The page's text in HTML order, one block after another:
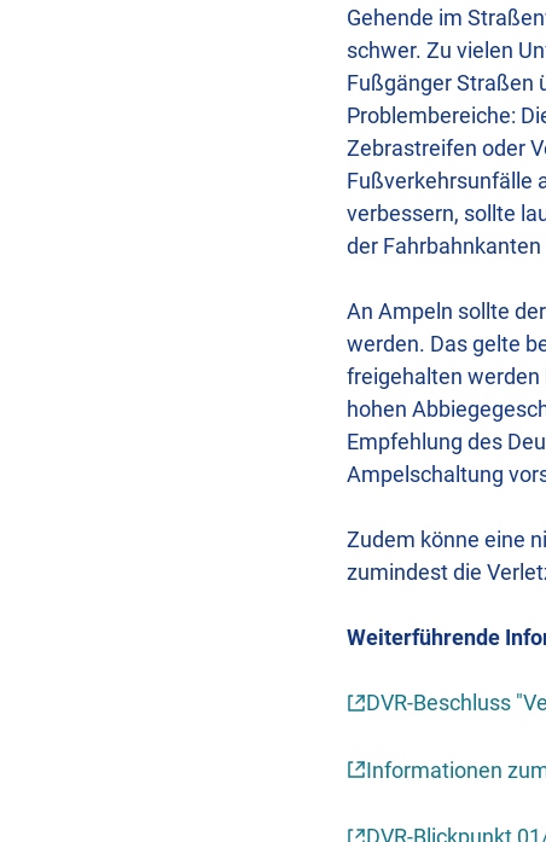
Gehende im
schwer. Zu vielen
Fußgänger Straßen
Problembereiche:
Zebrastreifen oder
Fußverkehrsunfälle
verbessern, sollte
der
An Ampeln sollte
werden. Das gelte
freigehalten werden
hohen
Empfehlung des
Ampelschaltung
Zudem könne eine
zumindest die
Weiterführende
DVR-Beschluss
Informationen
DVR-Blickpunkt